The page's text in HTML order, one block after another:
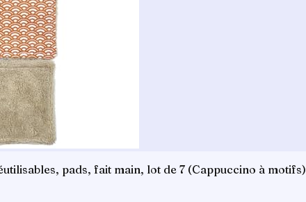
pads, fait main, lot de 7 (Cappuccino à motifs)